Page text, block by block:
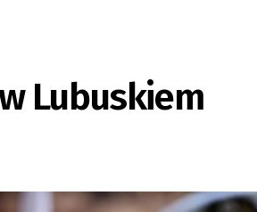
Lubuskiem